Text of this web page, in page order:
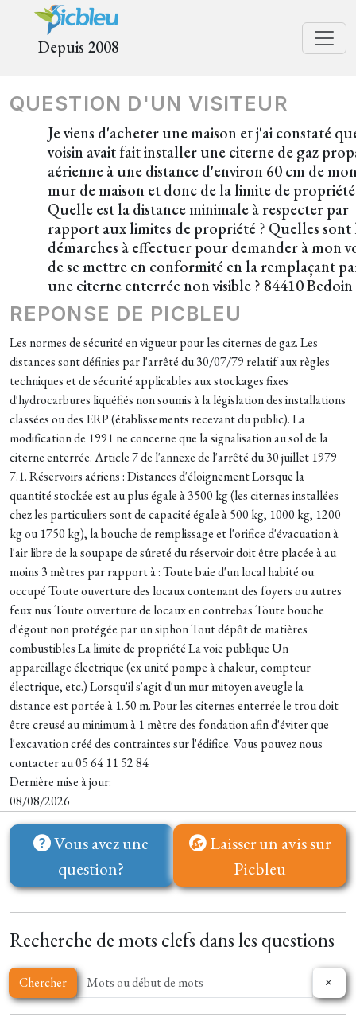
Depuis 2008
QUESTION D'UN VISITEUR
Je viens d'acheter une maison et j'ai constaté
voisin avait fait installer une citerne de gaz
aérienne à une distance d'environ 60 cm de
mur de maison et donc de la limite de
Quelle est la distance minimale à respecter par
rapport aux limites de propriété ? Quelles sont
démarches à effectuer pour demander à mon
de se mettre en conformité en la remplaçant
une citerne enterrée non visible ? 84410 Bedoin
REPONSE DE PICBLEU
Les normes de sécurité en vigueur pour les citernes de gaz. Les
distances sont définies par l'arrêté du 30/07/79 relatif aux règles
techniques et de sécurité applicables aux stockages fixes
d'hydrocarbures liquéfiés non soumis à la législation des installations
classées ou des ERP (établissements recevant du public). La
modification de 1991 ne concerne que la signalisation au sol de la
citerne enterrée. Article 7 de l'annexe de l'arrêté du 30 juillet 1979
7.1. Réservoirs aériens : Distances d'éloignement Lorsque la
quantité stockée est au plus égale à 3500 kg (les citernes installées
chez les particuliers sont de capacité égale à 500 kg, 1000 kg, 1200
kg ou 1750 kg), la bouche de remplissage et l'orifice d'évacuation à
l'air libre de la soupape de sûreté du réservoir doit être placée à au
moins 3 mètres par rapport à : Toute baie d'un local habité ou
occupé Toute ouverture des locaux contenant des foyers ou autres
feux nus Toute ouverture de locaux en contrebas Toute bouche
d'égout non protégée par un siphon Tout dépôt de matières
combustibles La limite de propriété La voie publique Un
appareillage électrique (ex unité pompe à chaleur, compteur
électrique, etc.) Lorsqu'il s'agit d'un mur mitoyen aveugle la
distance est portée à 1.50 m. Pour les citernes enterrée le trou doit
être creusé au minimum à 1 mètre des fondation afin d'éviter que
l'excavation créé des contraintes sur l'édifice. Vous pouvez nous
contacter au 05 64 11 52 84
Dernière mise à jour:
08/08/2026
Vous avez une
question?
Laisser un avis sur
Picbleu
Recherche de mots clefs dans les questions
Chercher